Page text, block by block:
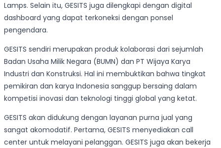
Lamps. Selain itu, GESITS juga dilengkapi dengan digital
dashboard yang dapat terkoneksi dengan ponsel
pengendara.
GESITS sendiri merupakan produk kolaborasi dari sejumlah
Badan Usaha Milik Negara (BUMN) dan PT Wijaya Karya
Industri dan Konstruksi. Hal ini membuktikan bahwa tingkat
pemikiran dan karya Indonesia sanggup bersaing dalam
kompetisi inovasi dan teknologi tinggi global yang ketat.
GESITS akan didukung dengan layanan purna jual yang
sangat akomodatif. Pertama, GESITS menyediakan call
center untuk melayani pelanggan. GESITS juga akan bekerja